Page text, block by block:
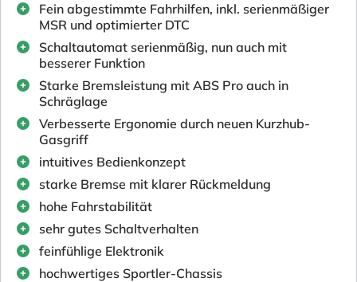
Fein abgestimmte Fahrhilfen, inkl. serienmäßiger
MSR und optimierter DTC
Schaltautomat serienmäßig, nun auch mit
besserer Funktion
Starke Bremsleistung mit ABS Pro auch in
Schräglage
Verbesserte Ergonomie durch neuen Kurzhub-
Gasgriff
intuitives Bedienkonzept
starke Bremse mit klarer Rückmeldung
hohe Fahrstabilität
sehr gutes Schaltverhalten
feinfühlige Elektronik
hochwertiges Sportler-Chassis